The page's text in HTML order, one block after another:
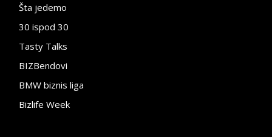
Šta jedemo
30 ispod 30
Tasty Talks
BIZBendovi
BMW biznis liga
Bizlife Week